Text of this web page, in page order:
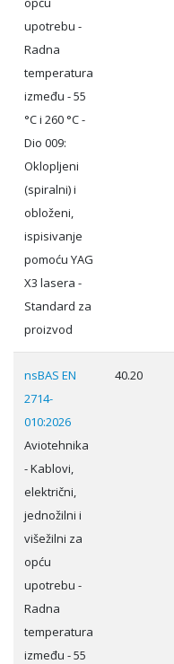
upotrebu -
Radna
temperatura
između - 55
°C i 260 °C -
Dio 009:
Oklopljeni
(spiralni) i
obloženi,
ispisivanje
pomoću YAG
X3 lasera -
Standard za
proizvod
nsBAS EN
2714-
010:2026
Aviotehnika
- Kablovi,
električni,
jednožilni i
višežilni za
opću
upotrebu -
Radna
temperatura
između - 55
40.20